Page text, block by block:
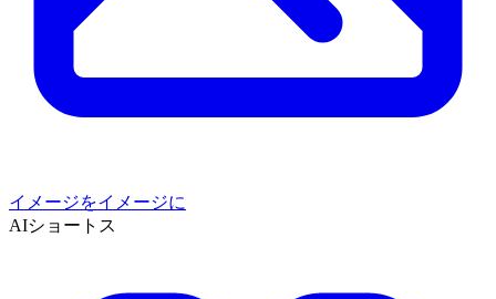
イメージをイメージに
AIショートス